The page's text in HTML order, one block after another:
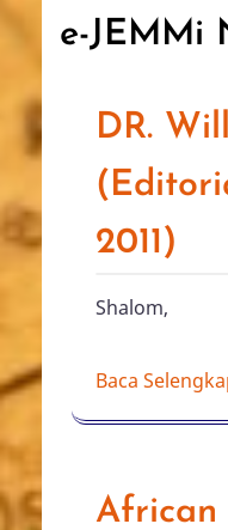
e-JEMMi
DR.
2011)
Shalom,
Baca
African